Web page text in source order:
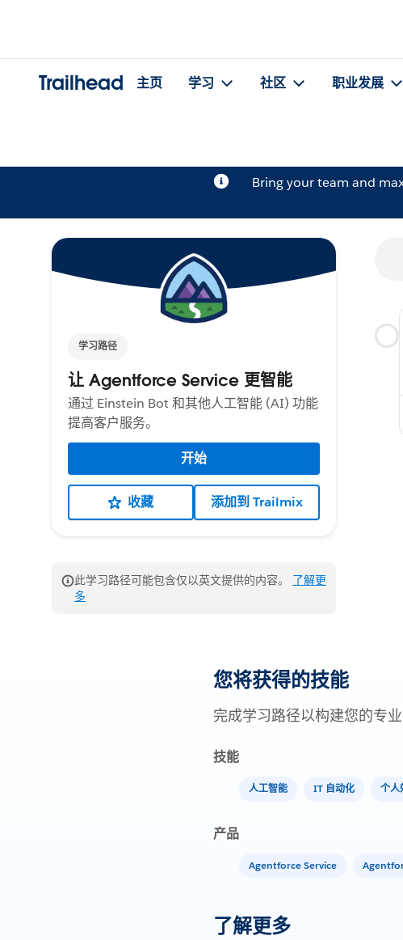
Trailhead 主页 学习 社区 职业发展
Bring your team and
学习路径
让 Agentforce Service 更智能
通过 Einstein Bot 和其他人工智能 (AI) 功能
提高客户服务。
开始
收藏 添加到 Trailmix
此学习路径可能包含仅以英文提供的内容。 了解更
多
您将获得的技能
完成学习路径以构建您的专业
技能
人工智能 IT 自动化 个人
产品
Agentforce Service
了解更多